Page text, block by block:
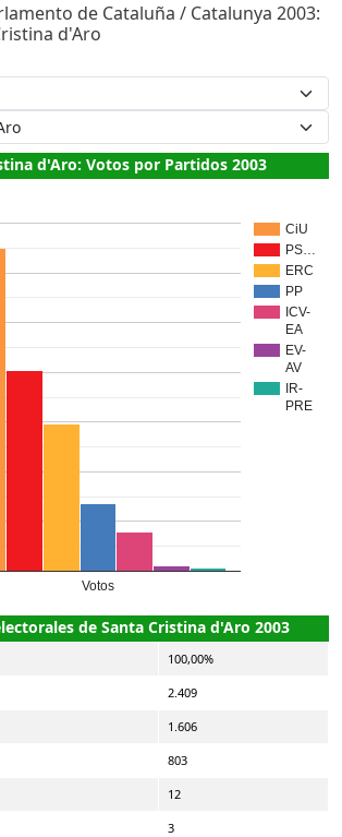
de Cataluña / Catalunya 2003:
d'Aro
d'Aro: Votos por Partidos 2003
CiU
PS…
ERC
PP
ICV-
EA
EV-
AV
IR-
PRE
Votos
de Santa Cristina d'Aro 2003
100,00%
2.409
1.606
803
12
3